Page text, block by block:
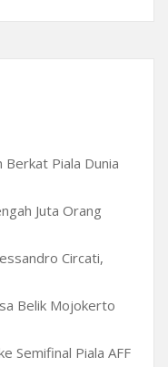
Berkat Piala Dunia
Juta Orang
Circati,
Belik Mojokerto
Semifinal Piala AFF